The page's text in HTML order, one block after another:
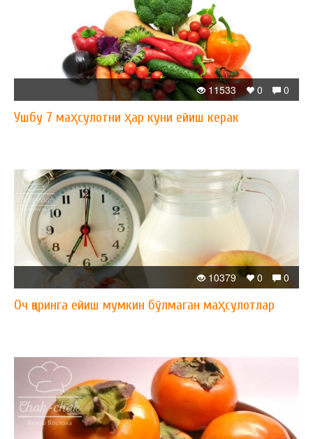
0
0
11533
Ушбу 7 маҳсулотни ҳар куни ейиш керак
0
0
10379
Оч қоринга ейиш мумкин бўлмаган маҳсулотлар